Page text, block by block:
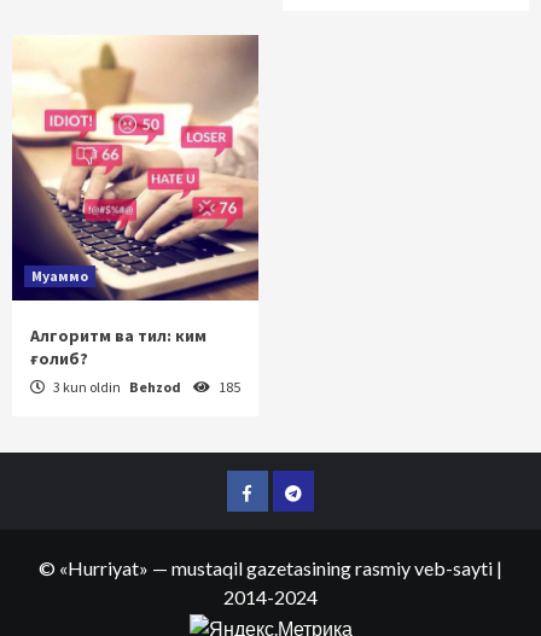
Муаммо
Алгоритм ва тил: ким
ғолиб?
3 kun oldin Behzod 185
FacebookTelegram
© «Hurriyat» — mustaqil gazetasining rasmiy veb-sayti |
2014-2024